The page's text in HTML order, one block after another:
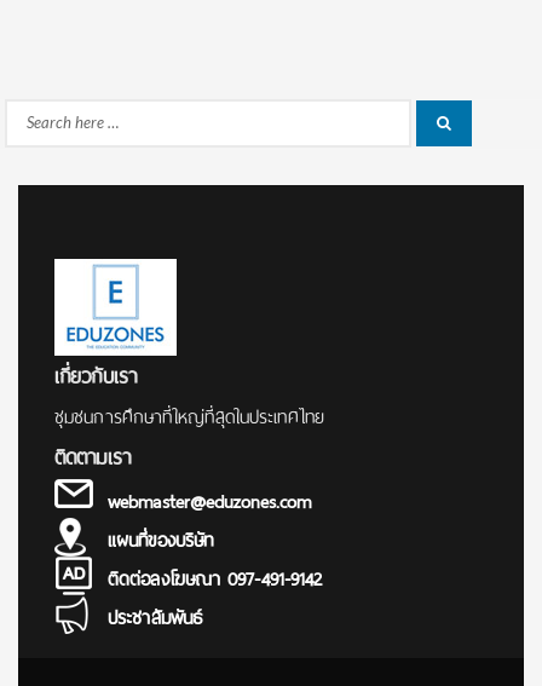
Search
เกี่ยวกับเรา
ชุมชนการศึกษาที่ใหญ่ที่สุดในประเทศไทย
ติดตามเรา
webmaster@eduzones.com
แผนที่ของบริษัท
ติดต่อลงโฆษณา 097-491-9142
ประชาสัมพันธ์